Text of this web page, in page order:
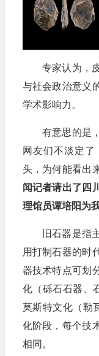
专家认为，
与社会政治意义
学术影响力。
有意思的是
网友们不淡定
头，为何能看出
闻记者请出了四
理馆员谭培阳为
旧石器是指
用打制石器的时
器技术特点可划
化（砾石石器、
莫斯特文化（勒
化阶段，每个技
相同。